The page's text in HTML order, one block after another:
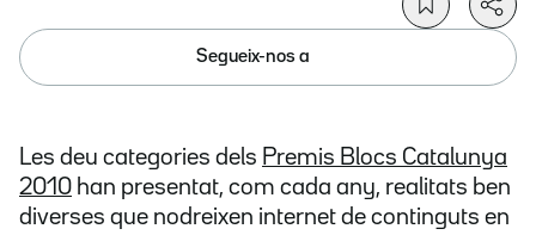
Segueix-nos a
Les deu categories dels Premis Blocs Catalunya
2010 han presentat, com cada any, realitats ben
diverses que nodreixen internet de continguts en